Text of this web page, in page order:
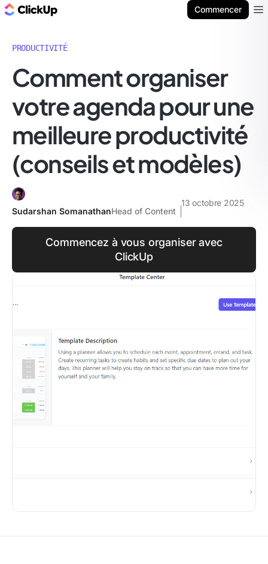
Commencer
PRODUCTIVITÉ
Comment organiser
votre agenda pour une
meilleure productivité
(conseils et modèles)
Sudarshan SomanathanHead of Content
13 octobre 2025
Commencez à vous organiser avec
ClickUp